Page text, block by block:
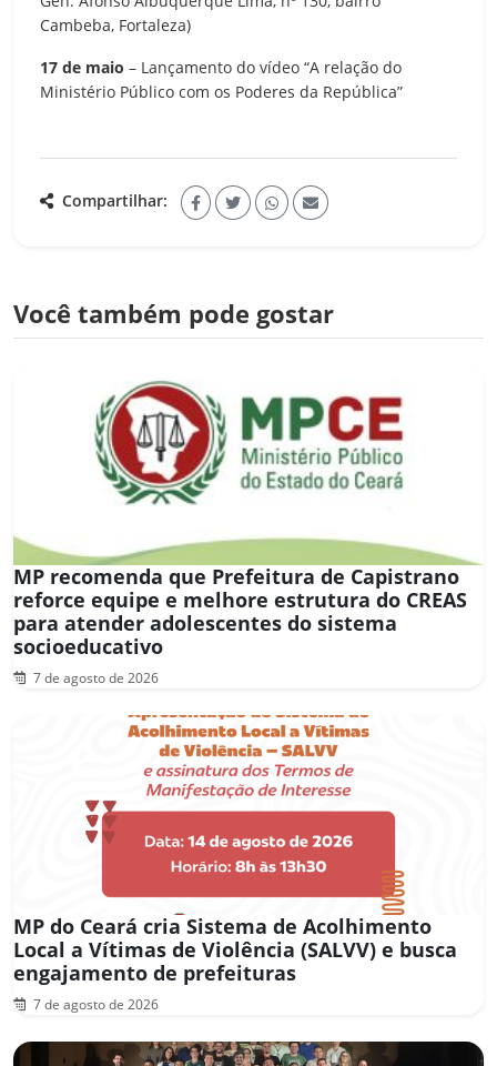
Cambeba, Fortaleza)
17 de maio – Lançamento do vídeo “A relação do
Ministério Público com os Poderes da República”
Compartilhar:
Você também pode gostar
MP recomenda que Prefeitura de Capistrano
reforce equipe e melhore estrutura do CREAS
para atender adolescentes do sistema
socioeducativo
7 de agosto de 2026
MP do Ceará cria Sistema de Acolhimento
Local a Vítimas de Violência (SALVV) e busca
engajamento de prefeituras
7 de agosto de 2026